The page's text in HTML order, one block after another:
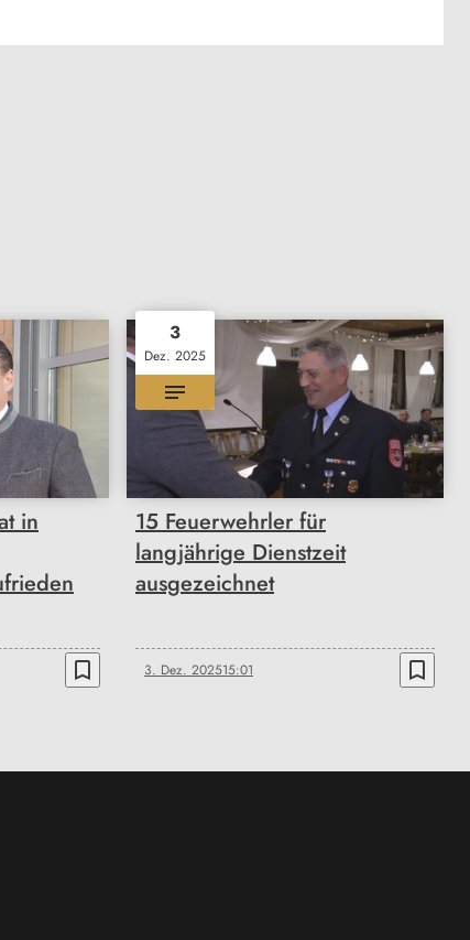
in
bookmark_border
3
Dez. 2025
15 Feuerwehrler für
langjährige Dienstzeit
ausgezeichnet
3. Dez. 202515:01 bookmark_border